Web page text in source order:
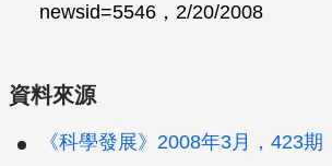
newsid=5546，2/20/2008
資料來源
《科學發展》2008年3月，423期